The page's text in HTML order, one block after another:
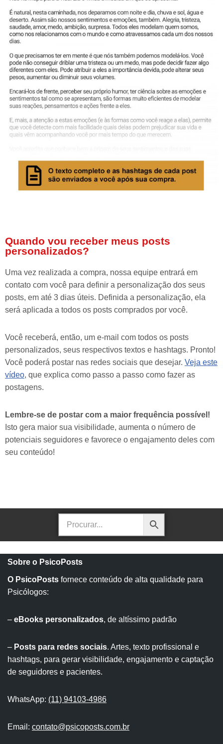
Quando vou receber meus posts
personalizados?
Uma vez realizada a compra, nossa equipe entrará em
contato com você para definir a personalização dos seus
posts, em até 3 dias úteis. Definida a personalização, ela
será aplicada a todos os posts comprados por você.
Você receberá, então, um e-mail com todos os posts
personalizados, seus respectivos textos e hashtags. Pronto!
Você poderá postar nas redes sociais que desejar. Veja este
vídeo, que explica como passo a passo como fazer as
postagens.
Lembre-se de postar com a maior frequência possível!
Isto gera maior sua visibilidade, aumenta o número de
potenciais seguidores e favorece o engajamento deles com
seu conteúdo!
Sobre o PsicoPosts
O PsicoPosts fornece conteúdo de alta qualidade para
Psicólogos:
– eBooks personalizados, de altíssimo padrão
– Posts para redes sociais. Artes, texto profissional e
hashtags, para gerar visibilidade, engajamento e captação
de seguidores e pacientes.
WhatsApp: (11) 94103-4986
Email: contato@psicoposts.com.br